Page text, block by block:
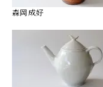
森岡成好